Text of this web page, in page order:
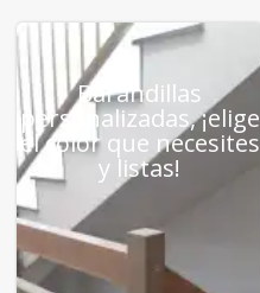
Barandillas
personalizadas, ¡elige
el color que necesites
y listas!